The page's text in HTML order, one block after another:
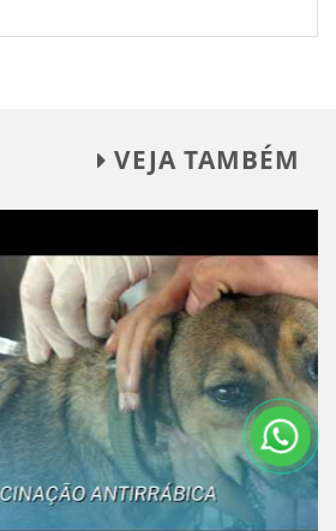
VEJA TAMBÉM